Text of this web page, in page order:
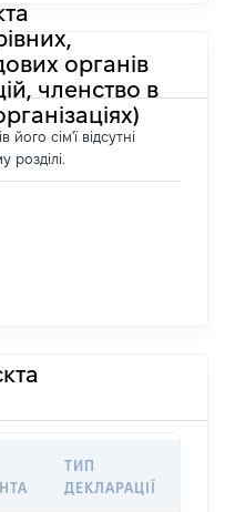
органів
членство в
сім'ї відсутні
розділі.
ТИП
ДЕКЛАРАЦІЇ